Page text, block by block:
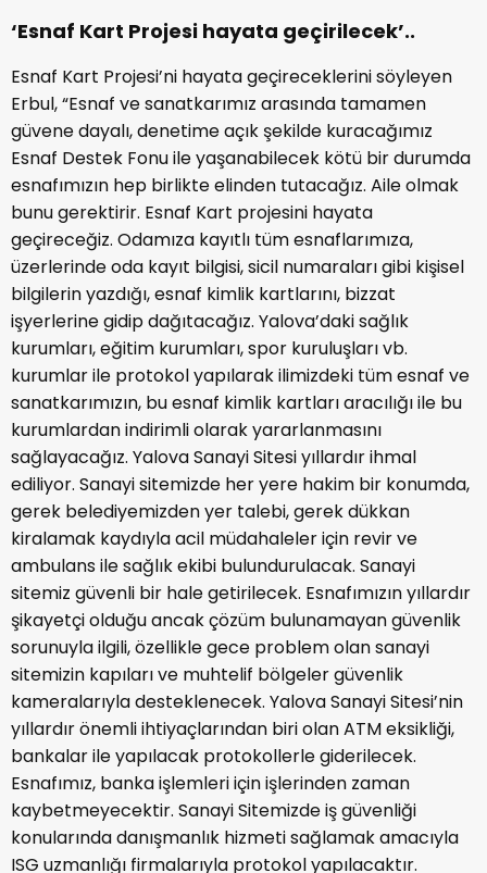
‘Esnaf Kart Projesi hayata geçirilecek’..
Esnaf Kart Projesi’ni hayata geçireceklerini söyleyen
Erbul, “Esnaf ve sanatkarımız arasında tamamen
güvene dayalı, denetime açık şekilde kuracağımız
Esnaf Destek Fonu ile yaşanabilecek kötü bir durumda
esnafımızın hep birlikte elinden tutacağız. Aile olmak
bunu gerektirir. Esnaf Kart projesini hayata
geçireceğiz. Odamıza kayıtlı tüm esnaflarımıza,
üzerlerinde oda kayıt bilgisi, sicil numaraları gibi kişisel
bilgilerin yazdığı, esnaf kimlik kartlarını, bizzat
işyerlerine gidip dağıtacağız. Yalova’daki sağlık
kurumları, eğitim kurumları, spor kuruluşları vb.
kurumlar ile protokol yapılarak ilimizdeki tüm esnaf ve
sanatkarımızın, bu esnaf kimlik kartları aracılığı ile bu
kurumlardan indirimli olarak yararlanmasını
sağlayacağız. Yalova Sanayi Sitesi yıllardır ihmal
ediliyor. Sanayi sitemizde her yere hakim bir konumda,
gerek belediyemizden yer talebi, gerek dükkan
kiralamak kaydıyla acil müdahaleler için revir ve
ambulans ile sağlık ekibi bulundurulacak. Sanayi
sitemiz güvenli bir hale getirilecek. Esnafımızın yıllardır
şikayetçi olduğu ancak çözüm bulunamayan güvenlik
sorunuyla ilgili, özellikle gece problem olan sanayi
sitemizin kapıları ve muhtelif bölgeler güvenlik
kameralarıyla desteklenecek. Yalova Sanayi Sitesi’nin
yıllardır önemli ihtiyaçlarından biri olan ATM eksikliği,
bankalar ile yapılacak protokollerle giderilecek.
Esnafımız, banka işlemleri için işlerinden zaman
kaybetmeyecektir. Sanayi Sitemizde iş güvenliği
konularında danışmanlık hizmeti sağlamak amacıyla
ISG uzmanlığı firmalarıyla protokol yapılacaktır.